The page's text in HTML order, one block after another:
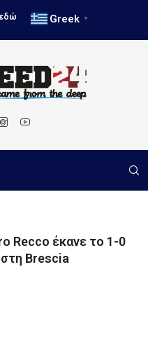
Greek ▼
Recco έκανε το 1-0
Brescia